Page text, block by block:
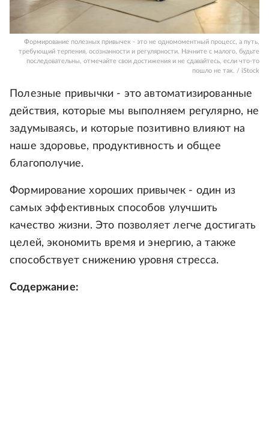
Формирование полезных привычек - это не одномоментный процесс, а путь,
требующий терпения, осознанности и регулярности. Начните с малого, будьте
последовательны, отмечайте свои достижения и не сдавайтесь, если что-то
пошло не так. / iStock
Полезные привычки - это автоматизированные
действия, которые мы выполняем регулярно, не
задумываясь, и которые позитивно влияют на
наше здоровье, продуктивность и общее
благополучие.
Формирование хороших привычек - один из
самых эффективных способов улучшить
качество жизни. Это позволяет легче достигать
целей, экономить время и энергию, а также
способствует снижению уровня стресса.
Содержание: